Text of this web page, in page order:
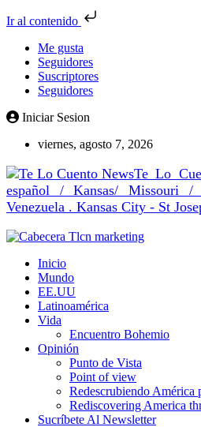
Ir al contenido
Me gusta
Seguidores
Suscriptores
Seguidores
Iniciar Sesion
viernes, agosto 7, 2026
Te Lo
español / Kansas/ Missouri
Venezuela . Kansas City - St
Inicio
Mundo
EE.UU
Latinoamérica
Vida
Encuentro Bohemio
Opinión
Punto de Vista
Point of view
Redescrubiendo América
Rediscovering America
Sucríbete Al Newsletter